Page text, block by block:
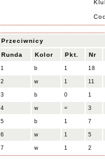
Przeciwnicy
Runda Kolor Pkt. Nr
1 b 1 18
2 w 1 11
3 b 0 1
4 w = 3
5 b 1 7
6 w 1 5
7 w 1 2